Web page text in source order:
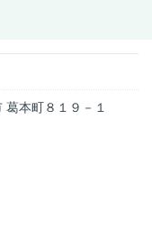
本町８１９－１